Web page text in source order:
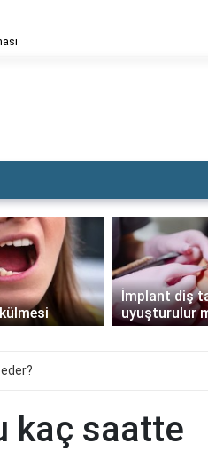
Zirkonyum
ne olur?
kaç saatte